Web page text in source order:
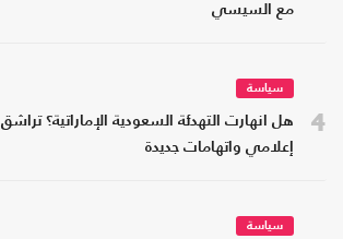
مع السيسي
4
سياسة
هل انهارت التهدئة السعودية الإماراتية؟ تراشق
إعلامي واتهامات جديدة
سياسة